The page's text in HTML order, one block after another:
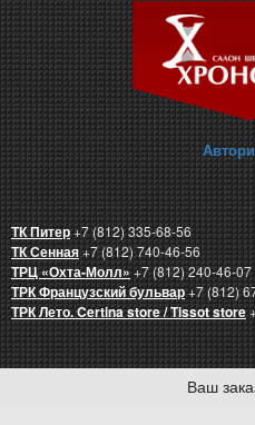
ТК Питер+7 (812) 335-68-56
ТК Сенная+7 (812) 740-46-56
ТРЦ «Охта-Молл»+7 (812) 240-46-07
ТРК Французский бульвар+7 (812)
ТРК Лето. Certina store / Tissot store
Ваш